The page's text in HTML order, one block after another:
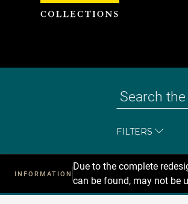
FILTERS
INFORMATION
Due to the complete
can be found, may not be
Recherche
Cookies management panel